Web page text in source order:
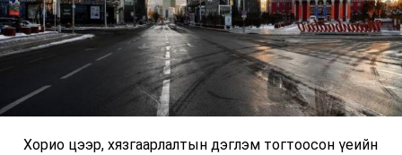
Хорио цээр, хязгаарлалтын дэглэм тогтоосон үеийн